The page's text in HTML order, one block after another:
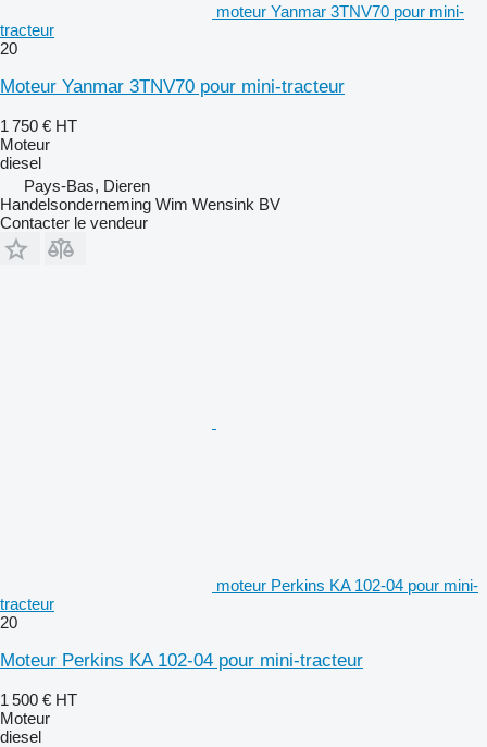
moteur Yanmar 3TNV70 pour mini-
tracteur
20
Moteur Yanmar 3TNV70 pour mini-tracteur
1 750 € HT
Moteur
diesel
Pays-Bas, Dieren
Handelsonderneming Wim Wensink BV
Contacter le vendeur
moteur Perkins KA 102-04 pour mini-
tracteur
20
Moteur Perkins KA 102-04 pour mini-tracteur
1 500 € HT
Moteur
diesel